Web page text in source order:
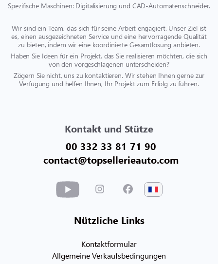
Spezifische Maschinen: Digitalisierung und CAD-Automatenschneider.
Wir sind ein Team, das sich für seine Arbeit engagiert. Unser Ziel ist
es, einen ausgezeichneten Service und eine hervorragende Qualität
zu bieten, indem wir eine koordinierte Gesamtlösung anbieten.
Haben Sie Ideen für ein Projekt, das Sie realisieren möchten, die sich
von den vorgeschlagenen unterscheiden?
Zögern Sie nicht, uns zu kontaktieren. Wir stehen Ihnen gerne zur
Verfügung und helfen Ihnen, Ihr Projekt zum Erfolg zu führen.
Kontakt und Stütze
00 332 33 81 71 90
contact@topsellerieauto.com
Nützliche Links
Kontaktformular
Allgemeine Verkaufsbedingungen